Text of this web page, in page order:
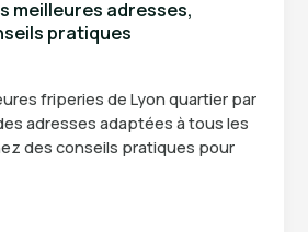
meilleures adresses,
pratiques
friperies de Lyon quartier par
adresses adaptées à tous les
des conseils pratiques pour